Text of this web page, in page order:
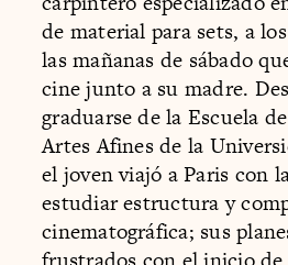
de material para sets, a
las mañanas de sábado
cine junto a su madre.
graduarse de la Escuela
Artes Afines de la
el joven viajó a Paris con
estudiar estructura y
cinematográfica; sus